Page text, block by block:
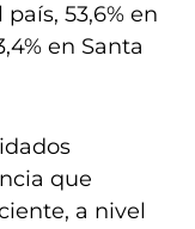
53,6% en
en Santa
que
a nivel